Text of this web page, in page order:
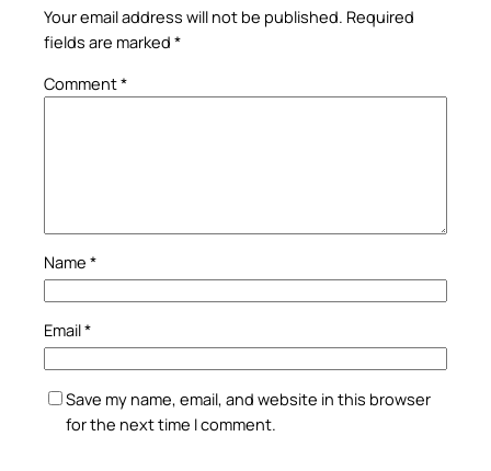
Your email address will not be published. Required
fields are marked *
Comment*
Name *
Email*
Save my name, email, and website in this browser
for the next time I comment.